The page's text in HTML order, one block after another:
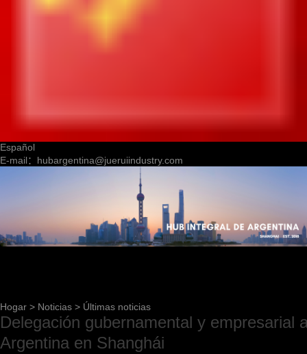
Español
E-mail：hubargentina@jueruiindustry.com
Hogar > Noticias > Últimas noticias
Delegación gubernamental y empresarial
Argentina en Shanghái